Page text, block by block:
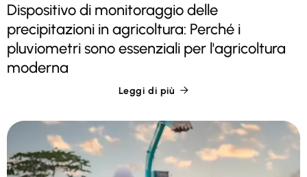
Dispositivo di monitoraggio delle
precipitazioni in agricoltura: Perché i
pluviometri sono essenziali per l'agricoltura
moderna
Leggi di più 